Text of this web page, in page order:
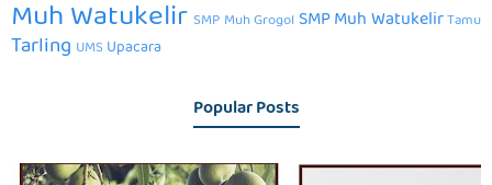
Muh Watukelir SMP Muh Grogol SMP Muh WatukelirTamu
Tarling UMS Upacara
Popular Posts